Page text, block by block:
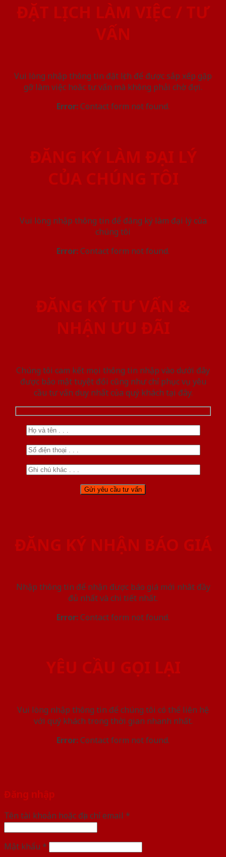
ĐẶT LỊCH LÀM VIỆC / TƯ
VẤN
Vui lòng nhập thông tin đặt lịch để được sắp xếp gặp
gỡ làm việc hoăc tư vấn mà không phải chờ đợi.
Error:Contact form not found.
ĐĂNG KÝ LÀM ĐẠI LÝ
CỦA CHÚNG TÔI
Vui lòng nhập thông tin để đăng ký làm đại lý của
chúng tôi
Error:Contact form not found.
ĐĂNG KÝ TƯ VẤN &
NHẬN ƯU ĐÃI
Chúng tôi cam kết mọi thông tin nhập vào dưới đây
được bảo mật tuyệt đối cũng như chỉ phục vụ yêu
cầu tư vấn duy nhất của quý khách tại đây.
ĐĂNG KÝ NHẬN BÁO GIÁ
Nhập thông tin để nhận được báo giá mới nhât đầy
đủ nhất và chi tiết nhất.
Error:Contact form not found.
YÊU CẦU GỌI LẠI
Vui lòng nhập thông tin để chúng tôi có thể liên hệ
với quý khách trong thời gian nhanh nhất.
Error:Contact form not found.
Đăng nhập
Tên tài khoản hoặc địa chỉ email *
Mật khẩu *